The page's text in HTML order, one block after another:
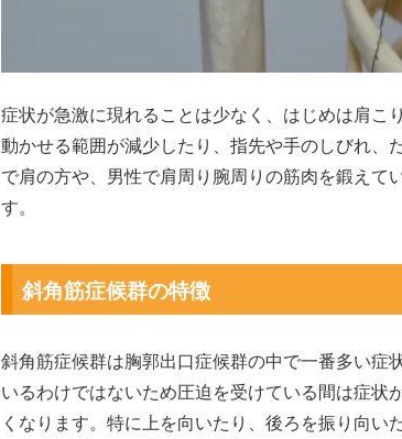
症状が急激に現れることは少なく、はじめは肩こ
動かせる範囲が減少したり、指先や手のしびれ、
で肩の方や、男性で肩周り腕周りの筋肉を鍛えて
す。
斜角筋症候群の特徴
斜角筋症候群は胸郭出口症候群の中で一番多い症
いるわけではないため圧迫を受けている間は症状
くなります。特に上を向いたり、後ろを振り向